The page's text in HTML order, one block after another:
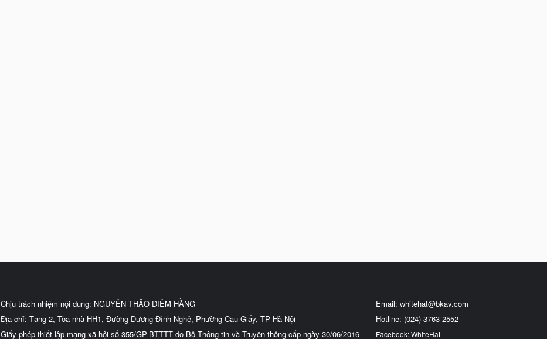
Chịu trách nhiệm nội dung: NGUYỄN THẢO DIỄM HẰNG
Địa chỉ: Tầng 2, Tòa nhà HH1, Đường Dương Đình Nghệ, Phường Cầu Giấy, TP Hà Nội
Giấy phép thiết lập mạng xã hội số 355/GP-BTTTT do Bộ Thông tin và Truyền thông cấp ngày 30/06/2016
Email: whitehat@bkav.com
Hotline: (024) 3763 2552
Facebook: WhiteHat